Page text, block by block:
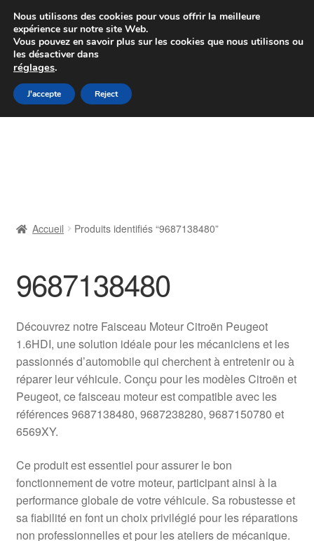
Colissimo livraison à partir de 7 EUR
Du lundi au vendredi de 9 h à 16 h
Aller
à
Aller
au
Livraison
Livraison internationale
Mon compte
Paiements
Panier
Plainte
Politique de confidentialité
Accueil Produits identifiés “9687138480”
9687138480
Découvrez notre Faisceau Moteur Citroën Peugeot
1.6HDI, une solution idéale pour les mécaniciens et les
passionnés d’automobile qui cherchent à entretenir ou à
réparer leur véhicule. Conçu pour les modèles Citroën et
Peugeot, ce faisceau moteur est compatible avec les
références 9687138480, 9687238280, 9687150780 et
6569XY.
Ce produit est essentiel pour assurer le bon
fonctionnement de votre moteur, participant ainsi à la
performance globale de votre véhicule. Sa robustesse et
sa fiabilité en font un choix privilégié pour les réparations
non professionnelles et pour les ateliers de mécanique.
Nous utilisons des cookies pour vous offrir la meilleure
expérience sur notre site Web.
Vous pouvez en savoir plus sur les cookies que nous utilisons ou
les désactiver dans
réglages.
J'accepte Reject